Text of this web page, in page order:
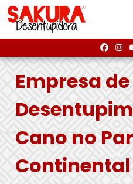
Empresa de
Cano no
Continental